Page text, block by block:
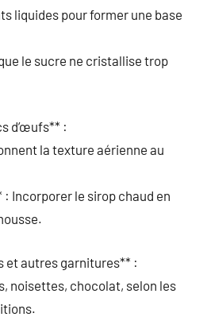
liquides pour former une base
le sucre ne cristallise trop
d’œufs** :
la texture aérienne au
Incorporer le sirop chaud en
et autres garnitures** :
noisettes, chocolat, selon les